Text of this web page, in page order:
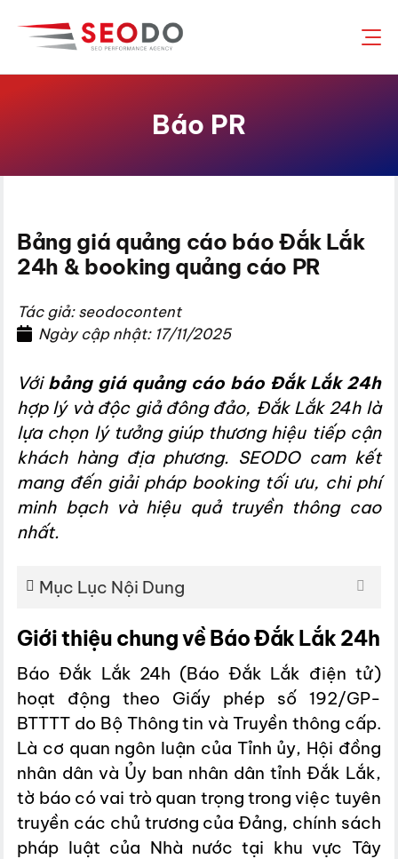
đến
Báo PR
Bảng giá quảng cáo báo Đắk Lắk
24h & booking quảng cáo PR
Tác giả: seodocontent
Ngày cập nhật: 17/11/2025
Với bảng giá quảng cáo báo Đắk Lắk 24h
hợp lý và độc giả đông đảo, Đắk Lắk 24h là
lựa chọn lý tưởng giúp thương hiệu tiếp cận
khách hàng địa phương. SEODO cam kết
mang đến giải pháp booking tối ưu, chi phí
minh bạch và hiệu quả truyền thông cao
nhất.
Mục Lục Nội Dung
Giới thiệu chung về Báo Đắk Lắk 24h
Báo Đắk Lắk 24h (Báo Đắk Lắk điện tử)
hoạt động theo Giấy phép số 192/GP-
BTTTT do Bộ Thông tin và Truyền thông cấp.
Là cơ quan ngôn luận của Tỉnh ủy, Hội đồng
nhân dân và Ủy ban nhân dân tỉnh Đắk Lắk,
tờ báo có vai trò quan trọng trong việc tuyên
truyền các chủ trương của Đảng, chính sách
pháp luật của Nhà nước tại khu vực Tây